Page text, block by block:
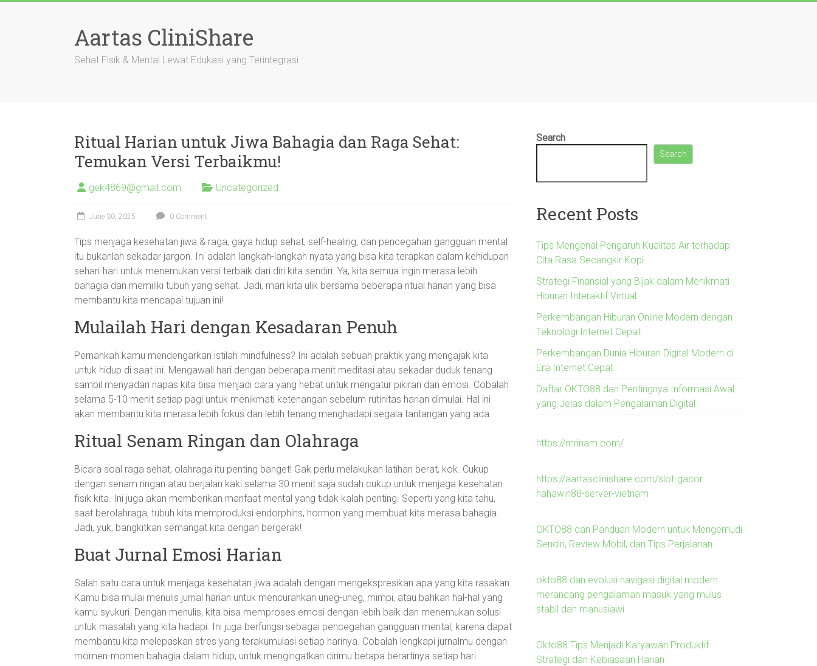
Aartas CliniShare
Sehat Fisik & Mental Lewat Edukasi yang Terintegrasi
Ritual Harian untuk Jiwa Bahagia dan Raga Sehat:
Temukan Versi Terbaikmu!
gek4869@gmail.com Uncategorized
June 30, 2025 0 Comment
Tips menjaga kesehatan jiwa & raga, gaya hidup sehat, self-healing, dan pencegahan gangguan mental
itu bukanlah sekadar jargon. Ini adalah langkah-langkah nyata yang bisa kita terapkan dalam kehidupan
sehari-hari untuk menemukan versi terbaik dari diri kita sendiri. Ya, kita semua ingin merasa lebih
bahagia dan memiliki tubuh yang sehat. Jadi, mari kita ulik bersama beberapa ritual harian yang bisa
membantu kita mencapai tujuan ini!
Mulailah Hari dengan Kesadaran Penuh
Pernahkah kamu mendengarkan istilah mindfulness? Ini adalah sebuah praktik yang mengajak kita
untuk hidup di saat ini. Mengawali hari dengan beberapa menit meditasi atau sekadar duduk tenang
sambil menyadari napas kita bisa menjadi cara yang hebat untuk mengatur pikiran dan emosi. Cobalah
selama 5-10 menit setiap pagi untuk menikmati ketenangan sebelum rutinitas harian dimulai. Hal ini
akan membantu kita merasa lebih fokus dan lebih tenang menghadapi segala tantangan yang ada.
Ritual Senam Ringan dan Olahraga
Bicara soal raga sehat, olahraga itu penting banget! Gak perlu melakukan latihan berat, kok. Cukup
dengan senam ringan atau berjalan kaki selama 30 menit saja sudah cukup untuk menjaga kesehatan
fisik kita. Ini juga akan memberikan manfaat mental yang tidak kalah penting. Seperti yang kita tahu,
saat berolahraga, tubuh kita memproduksi endorphins, hormon yang membuat kita merasa bahagia.
Jadi, yuk, bangkitkan semangat kita dengan bergerak!
Buat Jurnal Emosi Harian
Salah satu cara untuk menjaga kesehatan jiwa adalah dengan mengekspresikan apa yang kita rasakan.
Kamu bisa mulai menulis jurnal harian untuk mencurahkan uneg-uneg, mimpi, atau bahkan hal-hal yang
kamu syukuri. Dengan menulis, kita bisa memproses emosi dengan lebih baik dan menemukan solusi
untuk masalah yang kita hadapi. Ini juga berfungsi sebagai pencegahan gangguan mental, karena dapat
membantu kita melepaskan stres yang terakumulasi setiap harinya. Cobalah lengkapi jurnalmu dengan
momen-momen bahagia dalam hidup, untuk mengingatkan dirimu betapa berartinya setiap hari.
Search
Search
Recent Posts
Tips Mengenal Pengaruh Kualitas Air terhadap
Cita Rasa Secangkir Kopi
Strategi Finansial yang Bijak dalam Menikmati
Hiburan Interaktif Virtual
Perkembangan Hiburan Online Modern dengan
Teknologi Internet Cepat
Perkembangan Dunia Hiburan Digital Modern di
Era Internet Cepat
Daftar OKTO88 dan Pentingnya Informasi Awal
yang Jelas dalam Pengalaman Digital
https://mrinam.com/
https://aartasclinishare.com/slot-gacor-
hahawin88-server-vietnam
OKTO88 dan Panduan Modern untuk Mengemudi
Sendiri, Review Mobil, dan Tips Perjalanan
okto88 dan evolusi navigasi digital modern
merancang pengalaman masuk yang mulus
stabil dan manusiawi
Okto88 Tips Menjadi Karyawan Produktif:
Strategi dan Kebiasaan Harian